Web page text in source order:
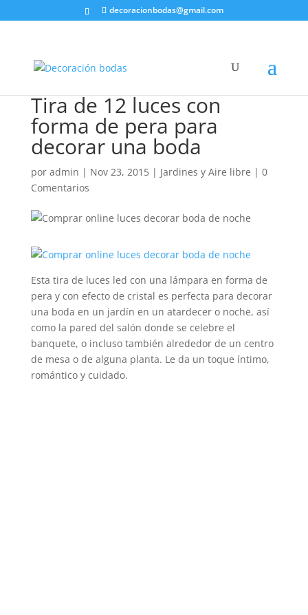
decoracionbodas@gmail.com
Tira de 12 luces con
forma de pera para
decorar una boda
por admin | Nov 23, 2015| Jardines y Aire libre | 0
Comentarios
Esta tira de luces led con una lámpara en forma de
pera y con efecto de cristal es perfecta para decorar
una boda en un jardín en un atardecer o noche, así
como la pared del salón donde se celebre el
banquete, o incluso también alrededor de un centro
de mesa o de alguna planta. Le da un toque íntimo,
romántico y cuidado.